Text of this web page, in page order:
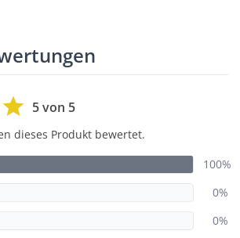
5 von 5
dieses Produkt bewertet.
100%
0%
0%